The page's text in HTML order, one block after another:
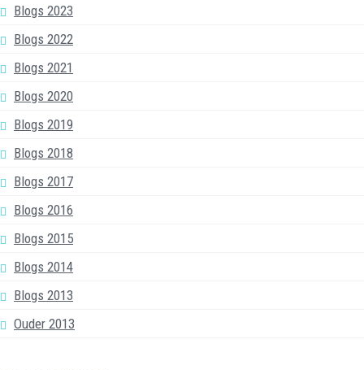
Blogs 2023
Blogs 2022
Blogs 2021
Blogs 2020
Blogs 2019
Blogs 2018
Blogs 2017
Blogs 2016
Blogs 2015
Blogs 2014
Blogs 2013
Ouder 2013